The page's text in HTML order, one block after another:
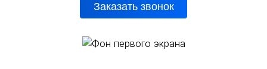
Заказать звонок